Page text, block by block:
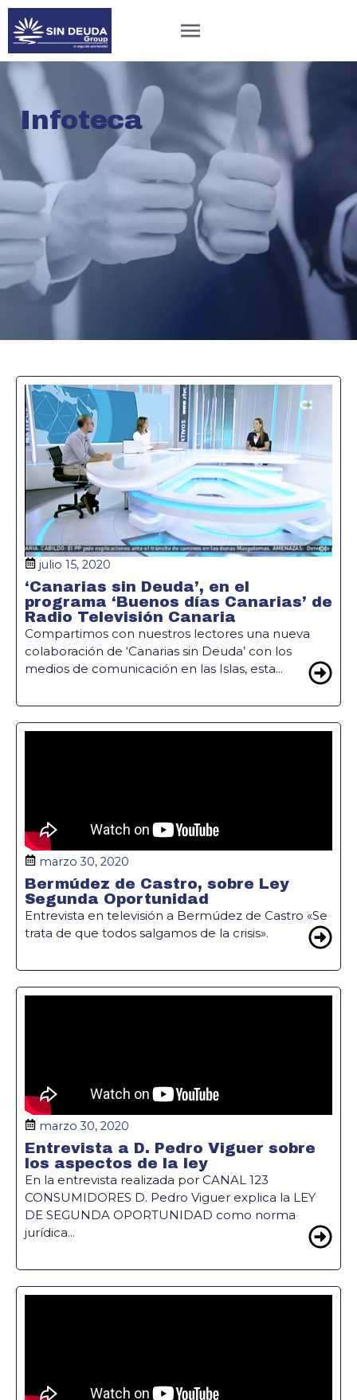
Infoteca
julio 15, 2020
‘Canarias sin Deuda’, en el
programa ‘Buenos días Canarias’ de
Radio Televisión Canaria
Compartimos con nuestros lectores una nueva
colaboración de ‘Canarias sin Deuda’ con los
medios de comunicación en las Islas, esta...
marzo 30, 2020
Bermúdez de Castro, sobre Ley
Segunda Oportunidad
Entrevista en televisión a Bermúdez de Castro «Se
trata de que todos salgamos de la crisis».
marzo 30, 2020
Entrevista a D. Pedro Viguer sobre
los aspectos de la ley
En la entrevista realizada por CANAL 123
CONSUMIDORES D. Pedro Viguer explica la LEY
DE SEGUNDA OPORTUNIDAD como norma
jurídica...